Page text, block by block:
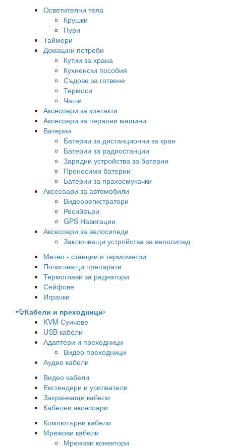
Осветителни тела
Крушки
Пури
Таймери
Домашни потреби
Кутии за храна
Кухненски пособия
Съдове за готвене
Термоси
Чаши
Аксесоари за контакти
Аксесоари за перални машини
Батерии
Батерии за дистанционни за кран
Батерии за радиостанции
Зарядни устройства за батерии
Преносими батерии
Батерии за прахосмукачки
Аксесоари за автомобили
Видеорегистратори
Ресийвъри
GPS Навигации
Аксесоари за велосипеди
Заключващи устройства за велосипед
Метео - станции и термометри
Почистващи препарати
Термоглави за радиатори
Сейфове
Играчки
Кабели и преходници
KVM Суичове
USB кабели
Адаптери и преходници
Видео преходници
Аудио кабели
Видео кабели
Екстендери и усилватели
Захранващи кабели
Кабелни аксесоари
Компютърни кабели
Мрежови кабели
Мрежови конектори